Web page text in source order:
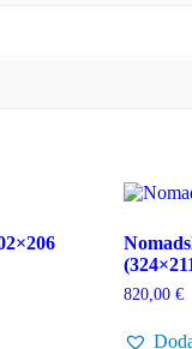
820,00€